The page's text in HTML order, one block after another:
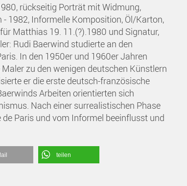
rückseitig Porträt mit Widmung,
1982, Informelle Komposition, Öl/Karton,
Matthias 19. 11.(?).1980 und Signatur,
Rudi Baerwind studierte an den
In den 1950er und 1960er Jahren
zu den wenigen deutschen Künstlern
er die erste deutsch-französische
Arbeiten orientierten sich
Nach einer surrealistischen Phase
Paris und vom Informel beeinflusst und
teilen